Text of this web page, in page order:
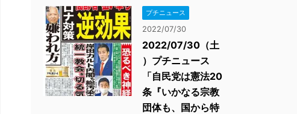
プチニュース
2022/07/30
2022/07/30（土
）プチニュース
「自民党は憲法20
条『いかなる宗教
団体も、国から特